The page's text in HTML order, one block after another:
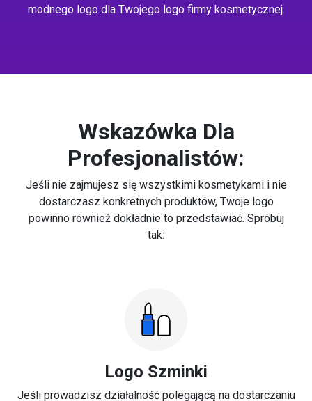
modnego logo dla Twojego logo firmy kosmetycznej.
Wskazówka Dla
Profesjonalistów:
Jeśli nie zajmujesz się wszystkimi kosmetykami i nie
dostarczasz konkretnych produktów, Twoje logo
powinno również dokładnie to przedstawiać. Spróbuj
tak:
Logo Szminki
Jeśli prowadzisz działalność polegającą na dostarczaniu